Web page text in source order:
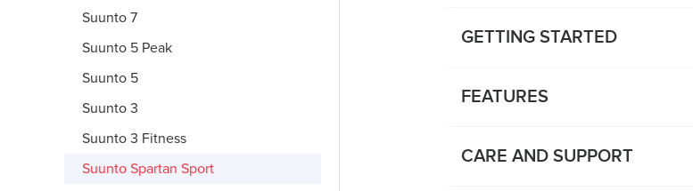
Suunto 7
Suunto 5 Peak
Suunto 5
Suunto 3
Suunto 3 Fitness
Suunto Spartan Sport
GETTING STARTED
FEATURES
CARE AND SUPPORT